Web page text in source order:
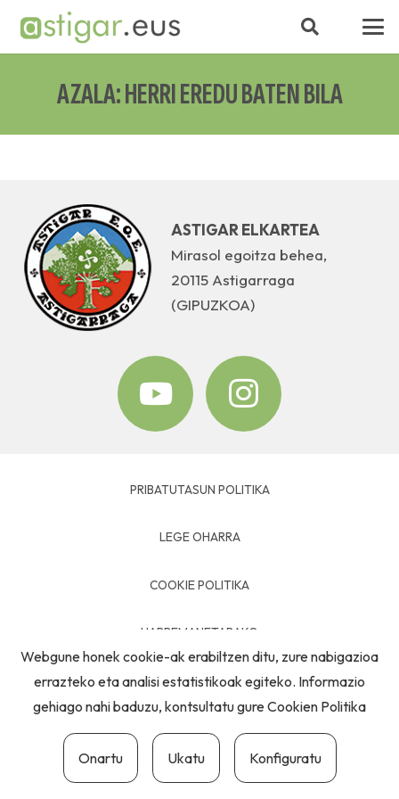
AZALA: HERRI EREDU BATEN BILA
ASTIGAR ELKARTEA
Mirasol egoitza behea,
20115 Astigarraga
(GIPUZKOA)
PRIBATUTASUN POLITIKA
LEGE OHARRA
COOKIE POLITIKA
HARREMANETARAKO
Webgune honek cookie-ak erabiltzen ditu, zure nabigazioa
errazteko eta analisi estatistikoak egiteko. Informazio
gehiago nahi baduzu, kontsultatu gureCookien Politika
Onartu Ukatu Konfiguratu